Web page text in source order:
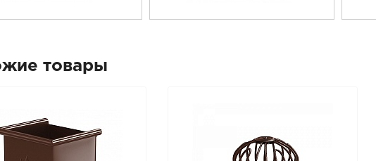
товары